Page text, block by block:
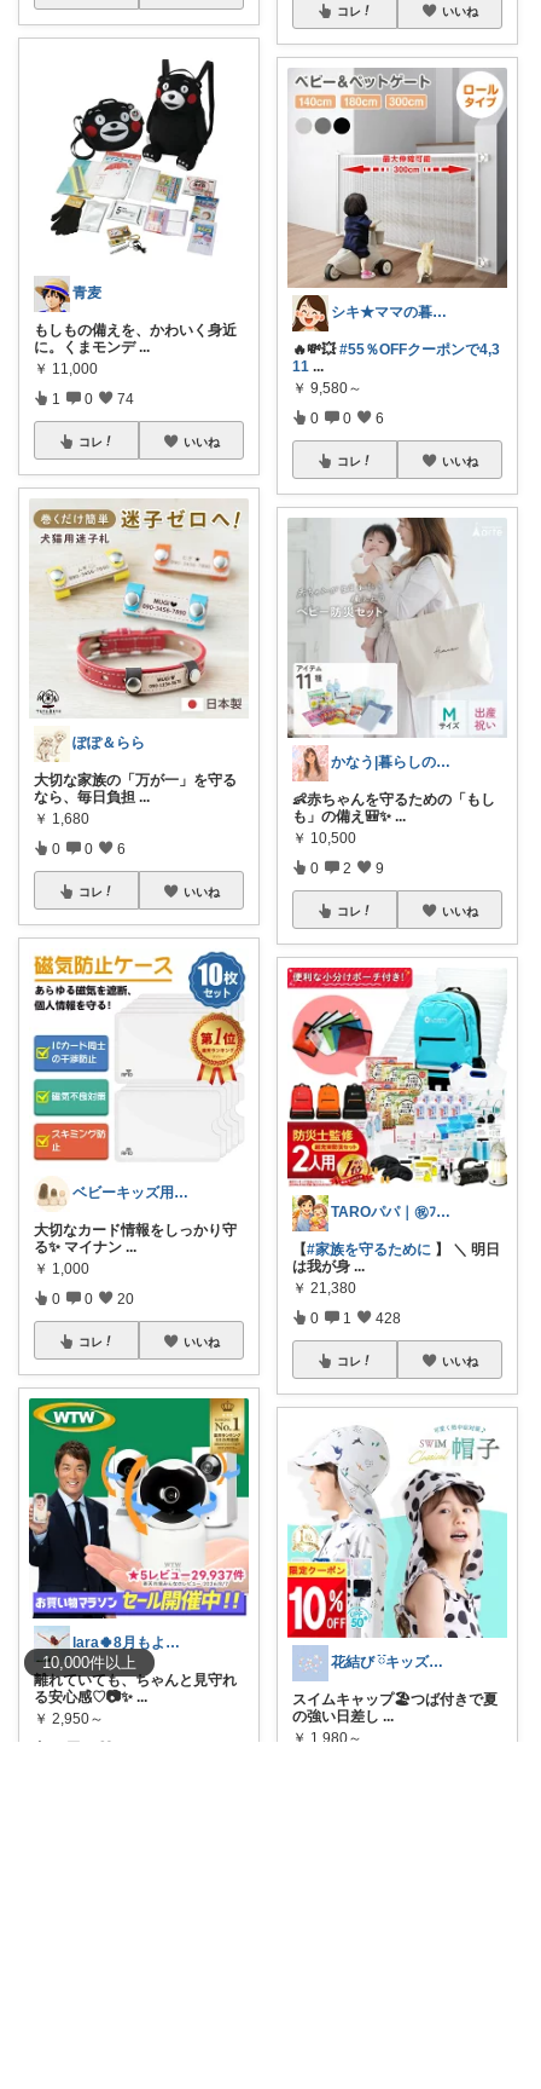
10,000件以上
青麦
もしもの備えを、かわいく身近
に。くまモンデ ...
￥ 11,000
1 0 74
コレ いいね
ぽぽ＆らら
大切な家族の「万が一」を守る
なら、毎日負担 ...
￥ 1,680
0 0 6
コレ いいね
ベビーキッズ用品⭐︎日用品
大切なカード情報をしっかり守
る✨ マイナン ...
￥ 1,000
0 0 20
コレ いいね
lara🍀8月もよろしく😊✨
離れていても、ちゃんと見守れ
る安心感♡📷✨ ...
￥ 2,950～
コレ いいね
シキ★ママの暮らし、キッズ
🔥💸💥#55％OFFクーポンで4,3
11 ...
￥ 9,580～
0 0 6
コレ いいね
かなう|暮らしの記録🌱
👶赤ちゃんを守るための「もし
も」の備え🎒✨ ...
￥ 10,500
0 2 9
コレ いいね
TAROパパ｜㊗️ﾌｫﾛﾜｰ3.2k人
【#家族を守るために 】 ＼ 明日
は我が身 ...
￥ 21,380
0 1 428
コレ いいね
花結び ྀིキッズもの多め
スイムキャップ🏖️つば付きで夏
の強い日差し ...
￥ 1,980～